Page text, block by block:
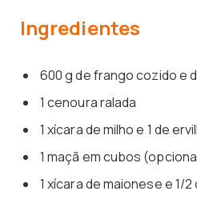
Ingredientes
600 g de frango cozido e
1 cenoura ralada
1 xícara de milho e 1 de
1 maçã em cubos
1 xícara de maionese e 1/